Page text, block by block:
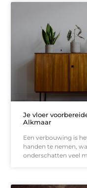
Je vloer
Alkmaar
Een verbouwing is
handen te nemen,
onderschatten veel